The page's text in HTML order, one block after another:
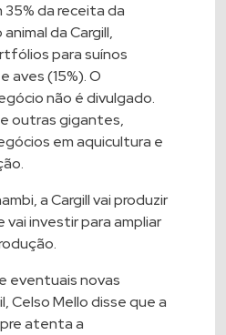
da receita da
daCargill,
para suínos
aves (15%). O
não é divulgado.
outras gigantes,
em aquicultura e
aCargillvai produzir
investir para ampliar
eventuais novas
Celso Mello disse que a
atenta a